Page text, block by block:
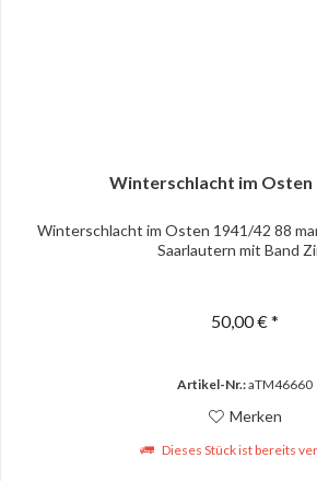
Winterschlacht im Osten
Winterschlacht im Osten 1941/42 88
Saarlautern mit Band
50,00 € *
Artikel-Nr.:aTM46660
Merken
Dieses Stück ist bereits